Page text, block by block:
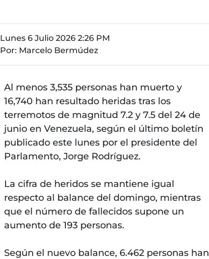
Lunes 6 Julio 2026 2:26 PM
Por: Marcelo Bermúdez
Al menos 3,535 personas han muerto y
16,740 han resultado heridas tras los
terremotos de magnitud 7.2 y 7.5 del 24 de
junio en Venezuela, según el último boletín
publicado este lunes por el presidente del
Parlamento, Jorge Rodríguez.
La cifra de heridos se mantiene igual
respecto al balance del domingo, mientras
que el número de fallecidos supone un
aumento de 193 personas.
Según el nuevo balance, 6.462 personas han